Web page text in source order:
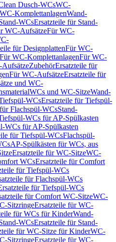
Dusch-WCsWC-
KomplettanlagenWand-
WCsErsatzteile für Stand-
WC-AufsätzeFür WC-
für DesignplattenFür WC-
WC-KomplettanlagenFür WC-
ZubehörErsatzteile für
Für WC-AufsätzeErsatzteile für
und WC-
WCs und WC-SitzeWand-
WCsErsatzteile für Tiefspül-
Flachspül-WCsStand-
WCs für AP-Spülkasten
WCs für AP-Spülkasten
für Tiefspül-WCsFlachspül-
AP-Spülkästen für WCs, aus
Ersatzteile für WC-SitzeWC-
WCsErsatzteile für Comfort
für Tiefspül-WCs
für Flachspül-WCs
für Tiefspül-WCs
für Comfort WC-SitzeWC-
SitzringeErsatzteile für WC-
für WCs für KinderWand-
WCsErsatzteile für Stand-
für WC-Sitze für KinderWC-
SitzringeErsatzteile für WC-